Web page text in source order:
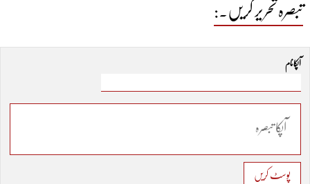
تبصرہ تحریر کریں۔:
آپکا نام
پوسٹ کریں